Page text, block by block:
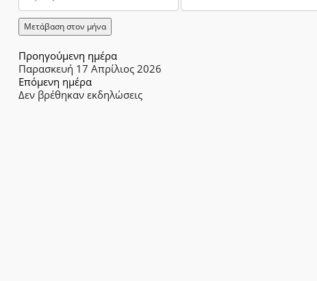
Μετάβαση στον μήνα
Προηγούμενη ημέρα
Παρασκευή 17 Απρίλιος 2026
Επόμενη ημέρα
Δεν βρέθηκαν εκδηλώσεις